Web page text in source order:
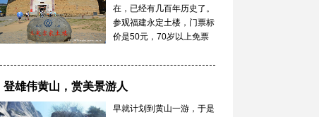
在，已经有几百年历史了。
参观福建永定土楼，门票标
价是50元，70岁以上免票
登雄伟黄山，赏美景游人
早就计划到黄山一游，于是